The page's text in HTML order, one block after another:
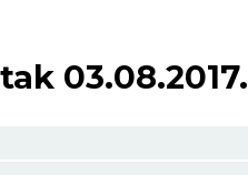
03.08.2017.